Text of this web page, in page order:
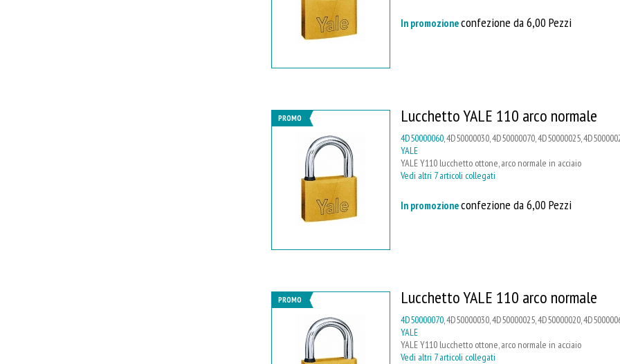
In promozioneconfezione da 6,00 Pezzi
PROMO Lucchetto YALE 110 arco normale
4D50000060, 4D50000030, 4D50000070, 4D50000025,
YALE
YALE Y110 lucchetto ottone, arco normale in acciaio
Vedi altri 7 articoli collegati
In promozioneconfezione da 6,00 Pezzi
PROMO Lucchetto YALE 110 arco normale
4D50000070, 4D50000030, 4D50000025, 4D50000020,
YALE
YALE Y110 lucchetto ottone, arco normale in acciaio
Vedi altri 7 articoli collegati